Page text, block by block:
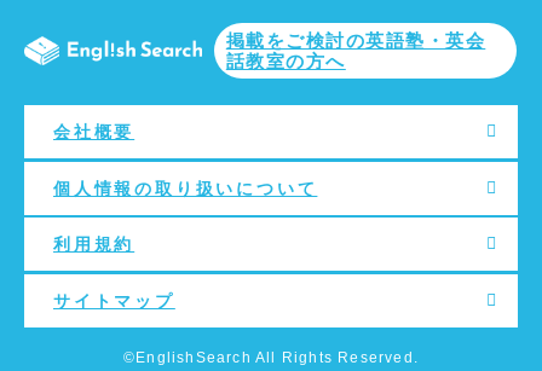
掲載をご検討の英語塾・英会
話教室の方へ
会社概要
個人情報の取り扱いについて
利用規約
サイトマップ
©EnglishSearch All Rights Reserved.